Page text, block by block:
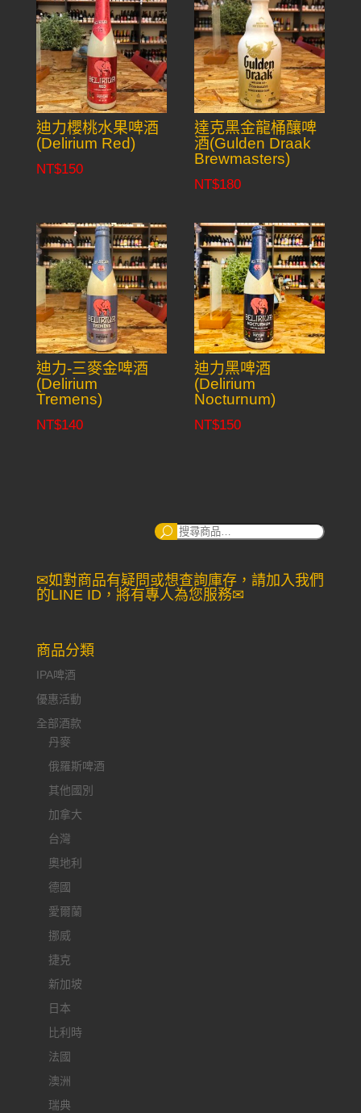
迪力櫻桃水果啤酒
(Delirium Red)
NT$150
達克黑金龍桶釀啤
酒(Gulden Draak
Brewmasters)
NT$180
迪力-三麥金啤酒
(Delirium
Tremens)
NT$140
迪力黑啤酒
(Delirium
Nocturnum)
NT$150
搜
✉如對商品有疑問或想查詢庫存，請加入我們
的LINE ID，將有專人為您服務✉
商品分類
IPA啤酒
優惠活動
全部酒款
丹麥
俄羅斯啤酒
其他國別
加拿大
台灣
奧地利
德國
愛爾蘭
挪威
捷克
新加坡
日本
比利時
法國
澳洲
瑞典